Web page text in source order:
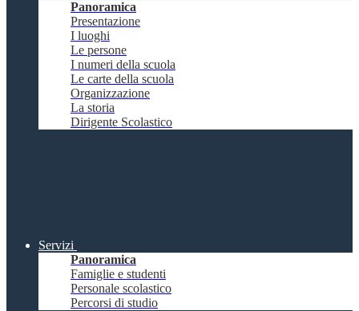
Panoramica
Presentazione
I luoghi
Le persone
I numeri della scuola
Le carte della scuola
Organizzazione
La storia
Dirigente Scolastico
Servizi
Panoramica
Famiglie e studenti
Personale scolastico
Percorsi di studio